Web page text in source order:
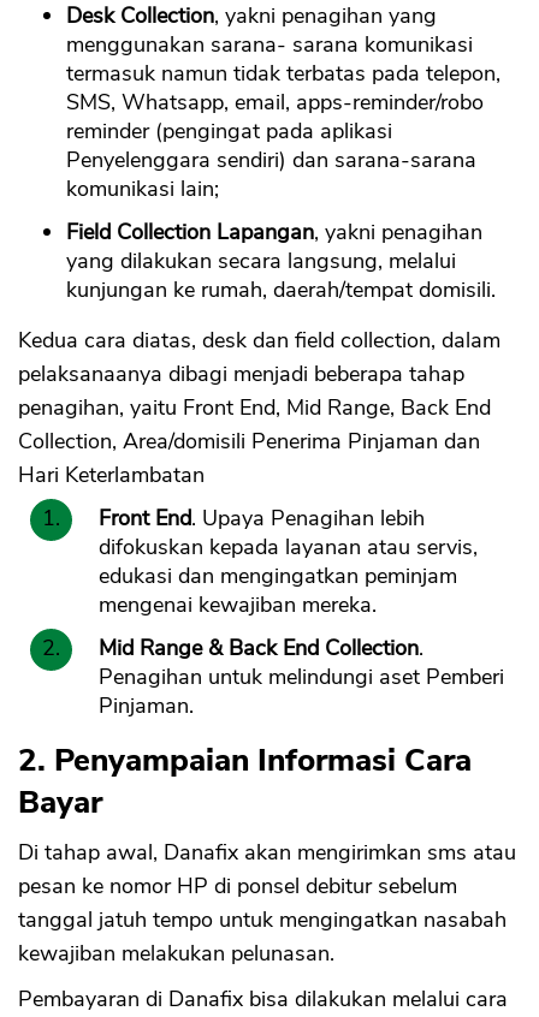
Desk Collection, yakni penagihan yang
menggunakan sarana- sarana komunikasi
termasuk namun tidak terbatas pada telepon,
SMS, Whatsapp, email, apps-reminder/robo
reminder (pengingat pada aplikasi
Penyelenggara sendiri) dan sarana-sarana
komunikasi lain;
Field Collection Lapangan, yakni penagihan
yang dilakukan secara langsung, melalui
kunjungan ke rumah, daerah/tempat domisili.
Kedua cara diatas, desk dan field collection, dalam
pelaksanaanya dibagi menjadi beberapa tahap
penagihan, yaitu Front End, Mid Range, Back End
Collection, Area/domisili Penerima Pinjaman dan
Hari Keterlambatan
Front End. Upaya Penagihan lebih
difokuskan kepada layanan atau servis,
edukasi dan mengingatkan peminjam
mengenai kewajiban mereka.
Mid Range & Back End Collection.
Penagihan untuk melindungi aset Pemberi
Pinjaman.
2. Penyampaian Informasi Cara
Bayar
Di tahap awal, Danafix akan mengirimkan sms atau
pesan ke nomor HP di ponsel debitur sebelum
tanggal jatuh tempo untuk mengingatkan nasabah
kewajiban melakukan pelunasan.
Pembayaran di Danafix bisa dilakukan melalui cara